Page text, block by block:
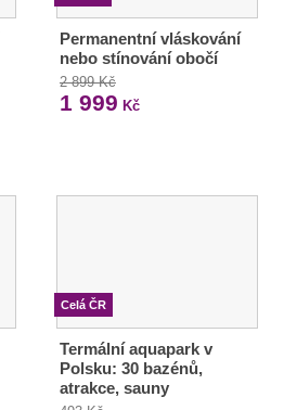
Permanentní vláskování
nebo stínování obočí
2 899 Kč
1 999 Kč
Celá ČR
Termální aquapark v
Polsku: 30 bazénů,
atrakce, sauny